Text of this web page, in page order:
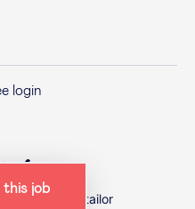
this job
login
by Teamtailor